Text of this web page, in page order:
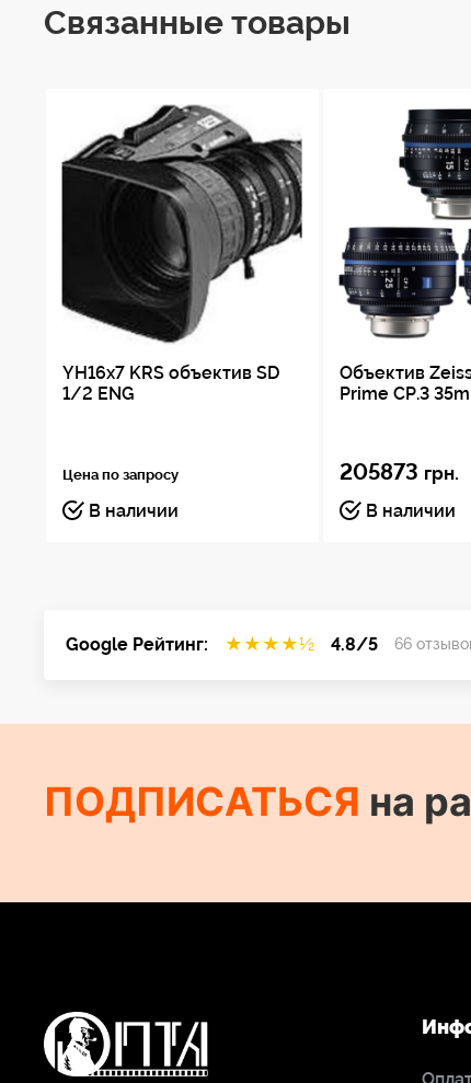
Макс. относительное отверстие
Мин. расстояние от края
объектива (M.O.D.)
Размер объекта при M.O.D
Размеры (W x H x L)
Прибл. вес
Связанные товары
YH16x7 KRS объектив SD
1/2 ENG
Цена по запросу
В наличии
Объектив
Prime CP.3
205873 грн.
В наличии
Google Рейтинг: ★ ★ ★ ★½ 4.8/5 66
ПОДПИСАТЬСЯ на